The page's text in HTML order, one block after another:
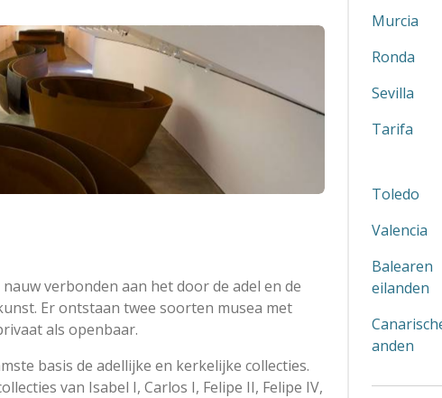
verbonden aan het door de adel en de
Er ontstaan twee soorten musea met
als openbaar.
basis de adellijke en kerkelijke collecties.
van Isabel I, Carlos I, Felipe II, Felipe IV,
Murcia
Ronda
Sevilla
Tarifa
Toledo
Valencia
Balearen
eilanden
anden